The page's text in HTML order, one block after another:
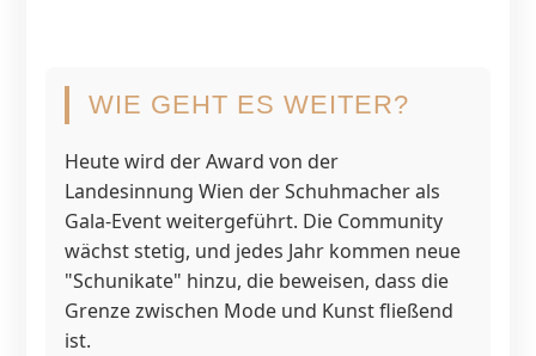
WIE GEHT ES WEITER?
Heute wird der Award von der
Landesinnung Wien der Schuhmacher als
Gala-Event weitergeführt. Die Community
wächst stetig, und jedes Jahr kommen neue
"Schunikate" hinzu, die beweisen, dass die
Grenze zwischen Mode und Kunst fließend
ist.